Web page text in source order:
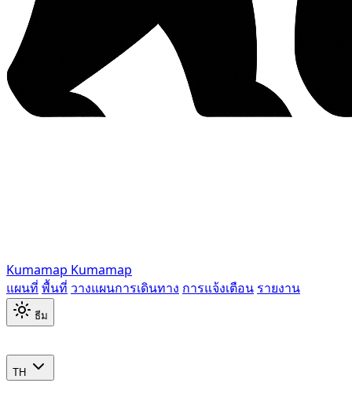
Kumamap Kumamap
แผนที่ พื้นที่ วางแผนการเดินทาง การแจ้งเตือน รายงาน
ธีม
TH